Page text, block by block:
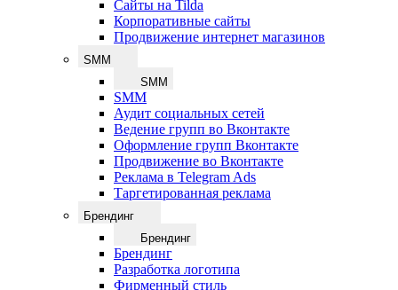
Сайты на Tilda
Корпоративные сайты
Продвижение интернет магазинов
SMM
SMM
SMM
Аудит социальных сетей
Ведение групп во Вконтакте
Оформление групп Вконтакте
Продвижение во Вконтакте
Реклама в Telegram Ads
Таргетированная реклама
Брендинг
Брендинг
Брендинг
Разработка логотипа
Фирменный стиль